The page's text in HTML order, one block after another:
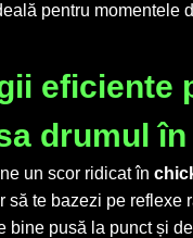
pentru momentele
eficiente
drumul
un scor ridicat în
să te bazezi pe reflexe
bine pusă la punct și